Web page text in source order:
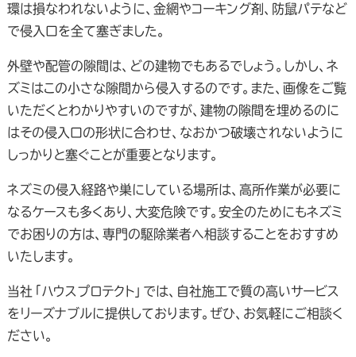
環は損なわれないように、金網やコーキング剤、防鼠パテなど
で侵入口を全て塞ぎました。
外壁や配管の隙間は、どの建物でもあるでしょう。しかし、ネ
ズミはこの小さな隙間から侵入するのです。また、画像をご覧
いただくとわかりやすいのですが、建物の隙間を埋めるのに
はその侵入口の形状に合わせ、なおかつ破壊されないように
しっかりと塞ぐことが重要となります。
ネズミの侵入経路や巣にしている場所は、高所作業が必要に
なるケースも多くあり、大変危険です。安全のためにもネズミ
でお困りの方は、専門の駆除業者へ相談することをおすすめ
いたします。
当社「ハウスプロテクト」では、自社施工で質の高いサービス
をリーズナブルに提供しております。ぜひ、お気軽にご相談く
ださい。